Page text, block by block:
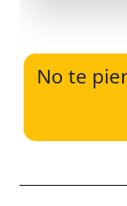
No te